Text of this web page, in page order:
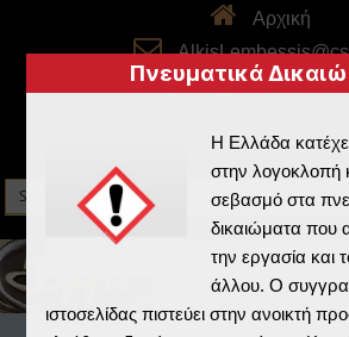
Αρχική
skype:
Πνευματικά
Η Ελλάδα
στην λογοκλοπή
σεβασμό στα
δικαιώματα που
την εργασία και
άλλου. Ο
ιστοσελίδας πιστεύει στην ανοικτή